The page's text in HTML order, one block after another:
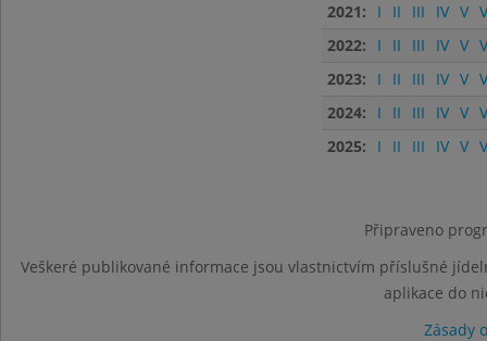
2021:
I II III IV V
2022:
I II III IV V
2023:
I II III IV V
2024:
I II III IV V
2025:
I II III IV V
Připraveno
Veškeré publikované informace jsou vlastnictvím příslušné
aplikace do
Zásady